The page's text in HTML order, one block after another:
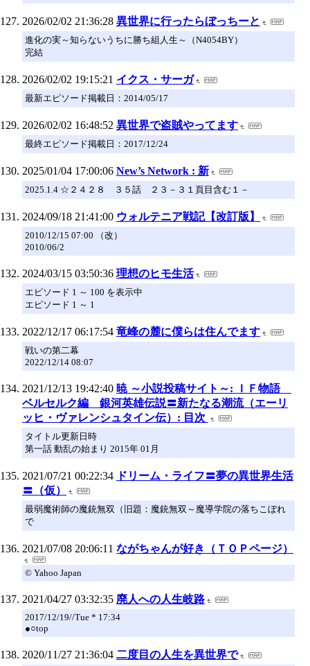
2026/02/02 21:36:28 異世界に行ったらぼっちーと
進化の実～知らないうちに勝ち組人生～（N4054BY）
完結
2026/02/02 19:15:21 イクス・サーガ
最新エピソード掲載日：2014/05/17
2026/02/02 16:48:52 異世界で盗賊やってます
最終エピソード掲載日：2017/12/24
2025/01/04 17:00:06 New’s Network : 新
2025.1.4 ☆２４２８ ３５話 ２３－３１頁目含む１－
2024/09/18 21:41:00 ウォルテニア戦記【改訂版】
2010/12/15 07:00 （改）
2010/06/2
2024/03/15 03:50:36 理想のヒモ生活
エピソード 1 ～ 100 を表示中
エピソード 1 ～ 1
2022/12/17 06:17:54 竜峰の麓に僕らは住んでます
戦いの第二幕
2022/12/14 08:07
2021/12/13 19:42:40 暁 ～小説投稿サイト～: ＩＦ物語
ベルセルク編 銀河英雄伝説〓新たなる潮流（エーリ
ッヒ・ヴァレンシュタイン伝）: 目次
タイトル更新日時
第一話 動乱の始まり 2015年 01月
2021/07/21 00:22:34
ドリーム・ライフ〓夢の異世界生活
〓（仮）
最弱魔術師の魔銃無双（旧題：魔銃無双～魔導学院の落ちこぼれ
で
2021/07/08 20:06:11 ながちゃんが好き（ＴＯＰページ）
© Yahoo Japan
2021/04/27 03:32:35 廃人への人生岐路
2017/12/19//Tue * 17:34
●○top
2020/11/27 21:36:04 二度目の人生を異世界で